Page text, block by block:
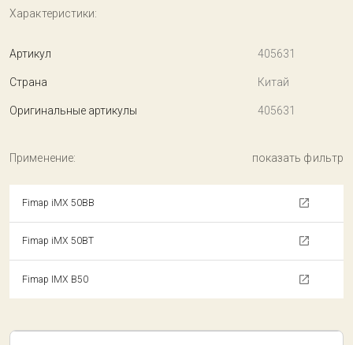
Характеристики:
Артикул 405631
Страна Китай
Оригинальные артикулы 405631
Применение: показать фильтр
Fimap iMX 50BB
Fimap iMX 50BT
Fimap IMX B50